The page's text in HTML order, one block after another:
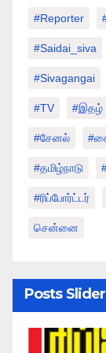
#Reporter
#saidai_siva
#sivagangai
#TV #இதழ்
#சேனல்
#தமிழ்நாடு
#ரிப்போர்ட்டர்
சென்னை
Posts Slider